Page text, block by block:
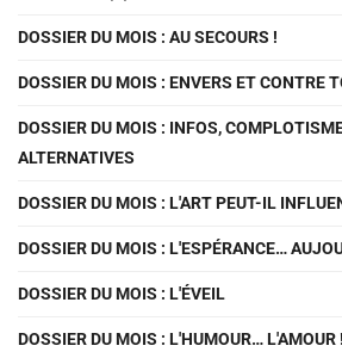
DOSSIER DU MOIS : AU SECOURS !
DOSSIER DU MOIS : ENVERS ET CONTRE
DOSSIER DU MOIS : INFOS,
ALTERNATIVES
DOSSIER DU MOIS : L'ART PEUT-IL
DOSSIER DU MOIS : L'ESPÉRANCE…
DOSSIER DU MOIS : L'ÉVEIL
DOSSIER DU MOIS : L'HUMOUR… L'AMOUR